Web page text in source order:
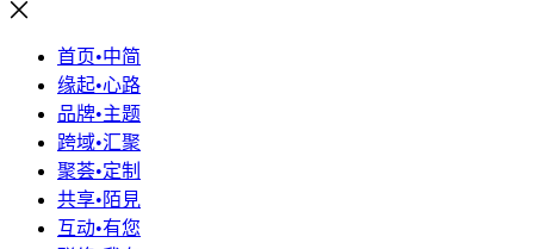
首页•中简
缘起•心路
品牌•主题
跨域•汇聚
聚荟•定制
共享•陌見
互动•有您